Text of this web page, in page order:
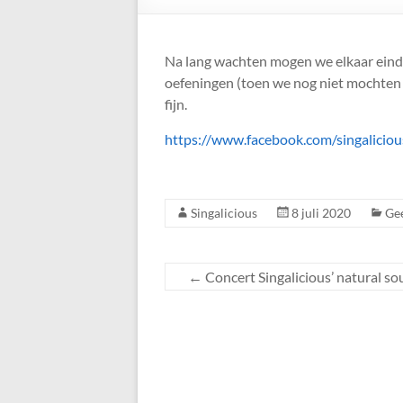
Na lang wachten mogen we elkaar
oefeningen (toen we nog niet
fijn.
https://www.facebook.com/
Singalicious 8 juli 2020
← Concert Singalicious’ natural